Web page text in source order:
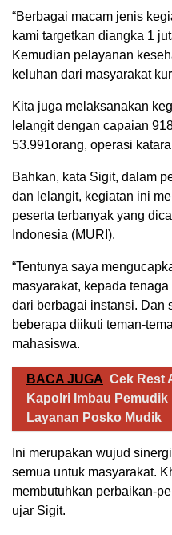
“Berbagai macam jenis
kami targetkan diangka 1
Kemudian pelayanan
keluhan dari masyarakat
Kita juga melaksanakan
lelangit dengan capaian
53.991orang, operasi
Bahkan, kata Sigit, dalam
dan lelangit, kegiatan ini
peserta terbanyak yang
Indonesia (MURI).
“Tentunya saya
masyarakat, kepada
dari berbagai instansi. Dan
beberapa diikuti teman-
mahasiswa.
BACA JUGA Cek Rest
Kapolri Imbau Pemudik
Layanan Posko Mudik
Ini merupakan wujud
semua untuk masyarakat.
membutuhkan perbaikan-
ujar Sigit.